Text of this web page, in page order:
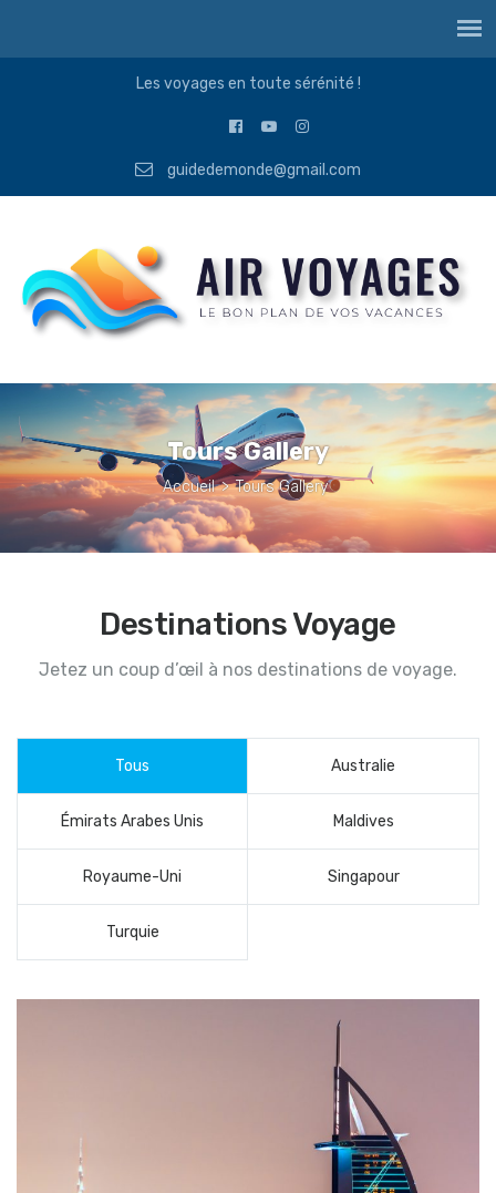
Les voyages en toute sérénité !
guidedemonde@gmail.com
Tours Gallery
Accueil > Tours Gallery
Destinations Voyage
Jetez un coup d’œil à nos destinations de voyage.
Tous Australie
Émirats Arabes Unis Maldives
Royaume-Uni Singapour
Turquie